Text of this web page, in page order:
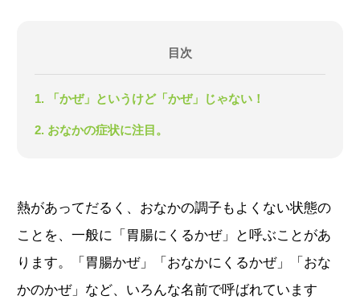
目次
1. 「かぜ」というけど「かぜ」じゃない！
2. おなかの症状に注目。
熱があってだるく、おなかの調子もよくない状態の
ことを、一般に「胃腸にくるかぜ」と呼ぶことがあ
ります。「胃腸かぜ」「おなかにくるかぜ」「おな
かのかぜ」など、いろんな名前で呼ばれています